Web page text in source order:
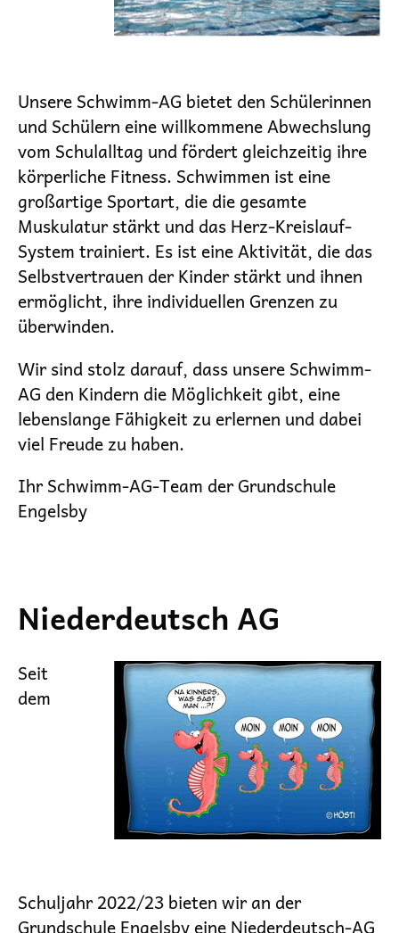
Unsere Schwimm-AG bietet den Schülerinnen
und Schülern eine willkommene Abwechslung
vom Schulalltag und fördert gleichzeitig ihre
körperliche Fitness. Schwimmen ist eine
großartige Sportart, die die gesamte
Muskulatur stärkt und das Herz-Kreislauf-
System trainiert. Es ist eine Aktivität, die das
Selbstvertrauen der Kinder stärkt und ihnen
ermöglicht, ihre individuellen Grenzen zu
überwinden.
Wir sind stolz darauf, dass unsere Schwimm-
AG den Kindern die Möglichkeit gibt, eine
lebenslange Fähigkeit zu erlernen und dabei
viel Freude zu haben.
Ihr Schwimm-AG-Team der Grundschule
Engelsby
Niederdeutsch AG
Seit
dem
Schuljahr 2022/23 bieten wir an der
Grundschule Engelsby eine Niederdeutsch-AG